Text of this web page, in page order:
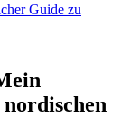
Guide zu